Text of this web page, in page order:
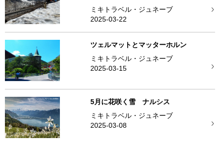
ミキトラベル・ジュネーブ
2025-03-22
ツェルマットとマッターホルン
ミキトラベル・ジュネーブ
2025-03-15
5月に花咲く雪 ナルシス
ミキトラベル・ジュネーブ
2025-03-08